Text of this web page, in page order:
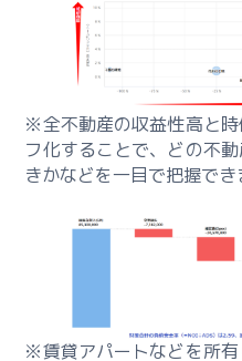
承
の
実
継
※全不動産の収益性高と
フ化することで、どの不
きかなどを一目で把握でき
※賃貸アパートなどを所